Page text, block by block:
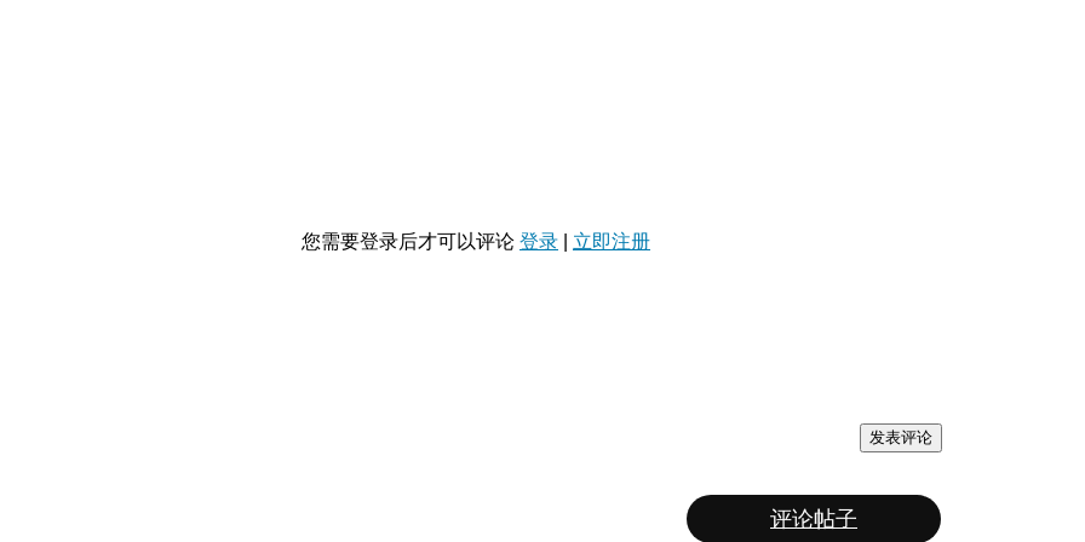
您需要登录后才可以评论 登录 立即注册
发表评论
评论帖子